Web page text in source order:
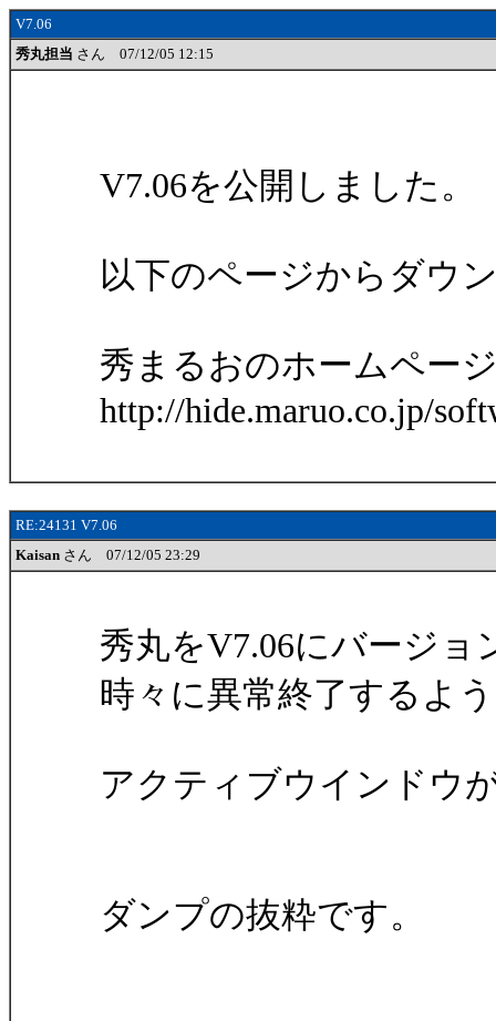
V7.06
秀丸担当 さん 07/12/05 12:15
V7.06を公開しました。
以下のページからダウ
秀まるおのホームペー
http://hide.maruo.co.jp/
RE:24131 V7.06
Kaisan さん 07/12/05 23:29
秀丸をV7.06にバージ
時々に異常終了するよ
アクティブウインドウ
ダンプの抜粋です。